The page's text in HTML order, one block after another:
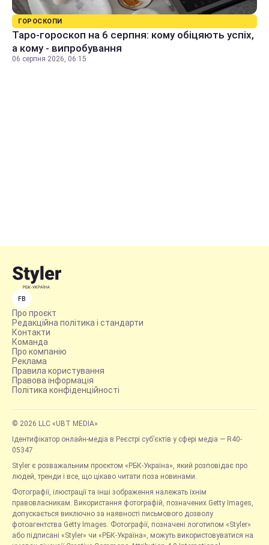
ГОРОСКОПИ
Таро-гороскоп на 6 серпня: кому обіцяють успіх,
а кому - випробування
06 серпня 2026, 06:15
FB
Про проєкт
Редакційна політика і стандарти
Контакти
Команда
Про компанію
Реклама
Правила користування
Правова інформація
Політика конфіденційності
© 2026 LLC «UBT MEDIA»
Ідентифікатор онлайн-медіа в Реєстрі суб’єктів у сфері медіа — R40-
05347
Styler є розважальним проєктом «РБК-Україна», який розповідає про
людей, тренди і все, що цікаво читати поза новинами.
Фотографії, ілюстрації та інші зображення належать їхнім
правовласникам. Використання фотографій, позначених Getty Images,
допускається виключно за наявності письмового дозволу
фотоагентства Getty Images. Фотографії, позначені логотипом «Styler»
або підписані «Styler» чи «РБК-Україна», можуть використовуватися на